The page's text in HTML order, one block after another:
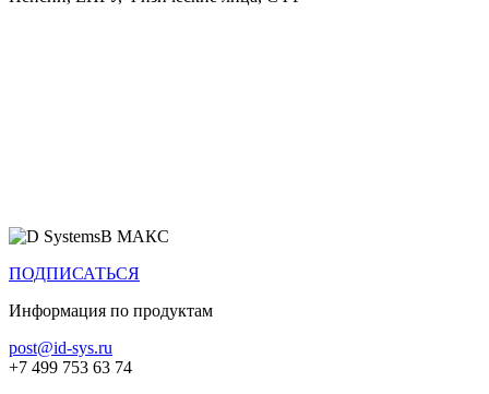
В МАКС
ПОДПИСАТЬСЯ
Информация по продуктам
post@id-sys.ru
+7 499 753 63 74